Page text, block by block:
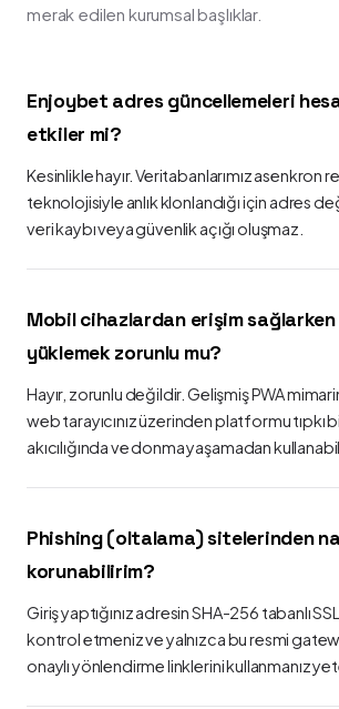
merak edilen kurumsal başlıklar.
Enjoybet adres güncellemeleri
etkiler mi?
Kesinlikle hayır. Veritabanlarımız asenkron
teknolojisiyle anlık klonlandığı için adres
veri kaybı veya güvenlik açığı oluşmaz.
Mobil cihazlardan erişim
yüklemek zorunlu mu?
Hayır, zorunlu değildir. Gelişmiş PWA
web tarayıcınız üzerinden platformu tıpkı
akıcılığında ve donma yaşamadan
Phishing (oltalama) sitelerinden
korunabilirim?
Giriş yaptığınız adresin SHA-256 tabanlı
kontrol etmeniz ve yalnızca bu resmi
onaylı yönlendirme linklerini kullanmanız